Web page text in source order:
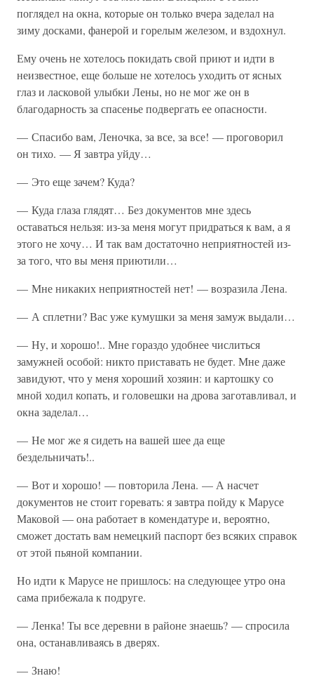
поглядел на окна, которые он только вчера заделал на
зиму досками, фанерой и горелым железом, и вздохнул.
Ему очень не хотелось покидать свой приют и идти в
неизвестное, еще больше не хотелось уходить от ясных
глаз и ласковой улыбки Лены, но не мог же он в
благодарность за спасенье подвергать ее опасности.
— Спасибо вам, Леночка, за все, за все! — проговорил
он тихо. — Я завтра уйду…
— Это еще зачем? Куда?
— Куда глаза глядят… Без документов мне здесь
оставаться нельзя: из-за меня могут придраться к вам, а я
этого не хочу… И так вам достаточно неприятностей из-
за того, что вы меня приютили…
— Мне никаких неприятностей нет! — возразила Лена.
— А сплетни? Вас уже кумушки за меня замуж выдали…
— Ну, и хорошо!.. Мне гораздо удобнее числиться
замужней особой: никто приставать не будет. Мне даже
завидуют, что у меня хороший хозяин: и картошку со
мной ходил копать, и головешки на дрова заготавливал, и
окна заделал…
— Не мог же я сидеть на вашей шее да еще
бездельничать!..
— Вот и хорошо! — повторила Лена. — А насчет
документов не стоит горевать: я завтра пойду к Марусе
Маковой — она работает в комендатуре и, вероятно,
сможет достать вам немецкий паспорт без всяких справок
от этой пьяной компании.
Но идти к Марусе не пришлось: на следующее утро она
сама прибежала к подруге.
— Ленка! Ты все деревни в районе знаешь? — спросила
она, останавливаясь в дверях.
— Знаю!